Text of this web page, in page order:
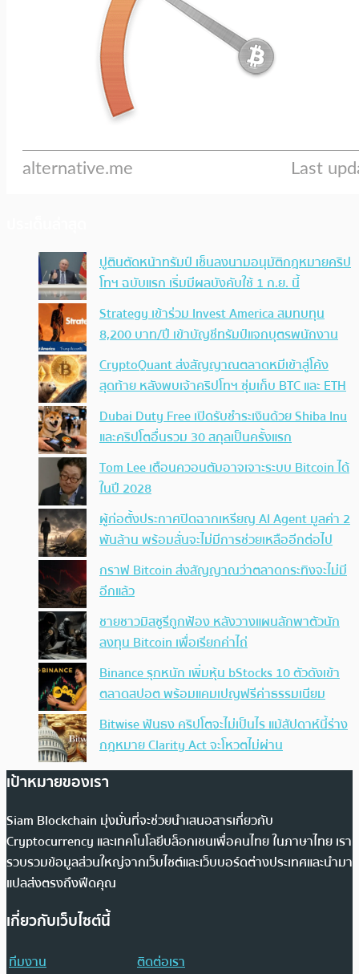
ปูตินตัดหน้าทรัมป์ เซ็นลงนามอนุมัติกฎหมายคริป
โทฯ ฉบับแรก เริ่มมีผลบังคับใช้ 1 ก.ย. นี้
Strategy เข้าร่วม Invest America สมทบทุน
8,200 บาท/ปี เข้าบัญชีทรัมป์แจกบุตรพนักงาน
CryptoQuant ส่งสัญญาณตลาดหมีเข้าสู่โค้ง
สุดท้าย หลังพบเจ้าคริปโทฯ ซุ่มเก็บ BTC และ ETH
Dubai Duty Free เปิดรับชำระเงินด้วย Shiba Inu
และคริปโตอื่นรวม 30 สกุลเป็นครั้งแรก
Tom Lee เตือนควอนตัมอาจเจาะระบบ Bitcoin ได้
ในปี 2028
ผู้ก่อตั้งประกาศปิดฉากเหรียญ AI Agent มูลค่า 2
พันล้าน พร้อมลั่นจะไม่มีการช่วยเหลืออีกต่อไป
กราฟ Bitcoin ส่งสัญญาณว่าตลาดกระทิงจะไม่มี
อีกแล้ว
ชายชาวมิสซูรีถูกฟ้อง หลังวางแผนลักพาตัวนัก
ลงทุน Bitcoin เพื่อเรียกค่าไถ่
Binance รุกหนัก เพิ่มหุ้น bStocks 10 ตัวดังเข้า
ตลาดสปอต พร้อมแคมเปญฟรีค่าธรรมเนียม
Bitwise ฟันธง คริปโตจะไม่เป็นไร แม้สัปดาห์นี้ร่าง
กฎหมาย Clarity Act จะโหวตไม่ผ่าน
เป้าหมายของเรา
Siam Blockchain มุ่งมั่นที่จะช่วยนำเสนอสารเกี่ยวกับ
Cryptocurrency และเทคโนโลยีบล็อกเชนเพื่อคนไทย ในภาษาไทย เรา
รวบรวมข้อมูลส่วนใหญ่จากเว็บไซต์และเว็บบอร์ดต่างประเทศและนำมา
แปลส่งตรงถึงฟีดคุณ
เกี่ยวกับเว็บไซต์นี้
ทีมงาน
ติดต่อเรา